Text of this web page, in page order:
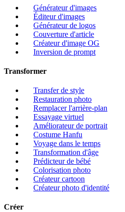
Générateur d'images
Éditeur d'images
Générateur de logos
Couverture d'article
Créateur d'image OG
Inversion de prompt
Transformer
Transfer de style
Restauration photo
Remplacer l'arrière-plan
Essayage virtuel
Améliorateur de portrait
Costume Hanfu
Voyage dans le temps
Transformation d'âge
Prédicteur de bébé
Colorisation photo
Créateur cartoon
Créateur photo d'identité
Créer